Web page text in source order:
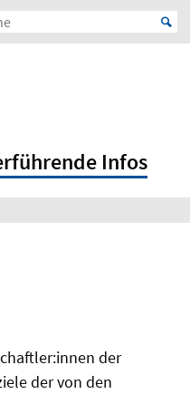
Infos
der
der von den